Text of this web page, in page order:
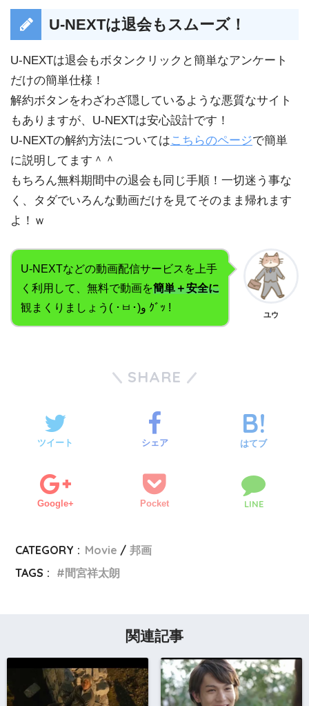
U-NEXTは退会もスムーズ！
U-NEXTは退会もボタンクリックと簡単なアンケート
だけの簡単仕様！
解約ボタンをわざわざ隠しているような悪質なサイト
もありますが、U-NEXTは安心設計です！
U-NEXTの解約方法についてはこちらのページで簡単
に説明してます＾＾
もちろん無料期間中の退会も同じ手順！一切迷う事な
く、タダでいろんな動画だけを見てそのまま帰れます
よ！ｗ
U-NEXTなどの動画配信サービスを上手
く利用して、無料で動画を簡単＋安全に
観まくりましょう( ･ㅂ･)و ｸﾞｯ !
ユウ
SHARE
ツイート シェア はてブ
Google+ Pocket LINE
CATEGORY : Movie
邦画
TAGS :
間宮祥太朗
関連記事